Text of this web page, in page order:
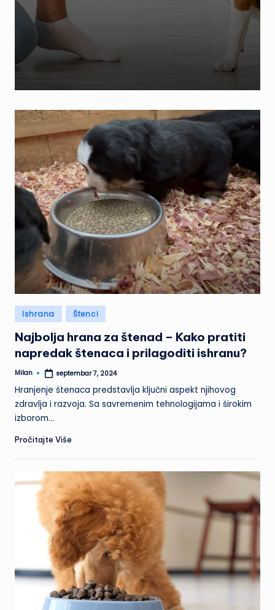
Posted
in
Ishrana Štenci
Najbolja hrana za štenad – Kako pratiti
napredak štenaca i prilagoditi ishranu?
Posted
Milan septembar 7, 2024
Hranjenje štenaca predstavlja ključni aspekt njihovog
zdravlja i razvoja. Sa savremenim tehnologijama i širokim
izborom…
Pročitajte Više